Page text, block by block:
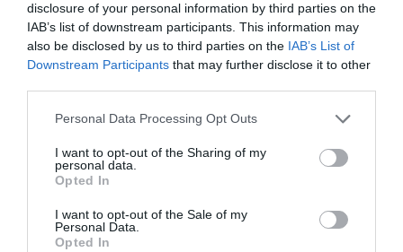
disclosure of your personal information by third parties on the
IAB’s list of downstream participants. This information may
also be disclosed by us to third parties on the IAB’s List of
Downstream Participants that may further disclose it to other
Personal Data Processing Opt Outs
I want to opt-out of the Sharing of my
personal data.
Opted In
I want to opt-out of the Sale of my
Personal Data.
Opted In
Sobre 2Playbook Intelligence
2Playbook Intelligencees la unidad de datos e
clubes de LaLiga, Liga F y Primera Rfef; 200 clubes de
veintena de Euroliga, Eurocup y BCL.
La plataforma también contabiliza la asistencia a
todos los eventos deportivos, de entretenimiento y
de patrocinio en el mercado español y otros 7.000
contratos de las ligas europeas y norteamericanas de